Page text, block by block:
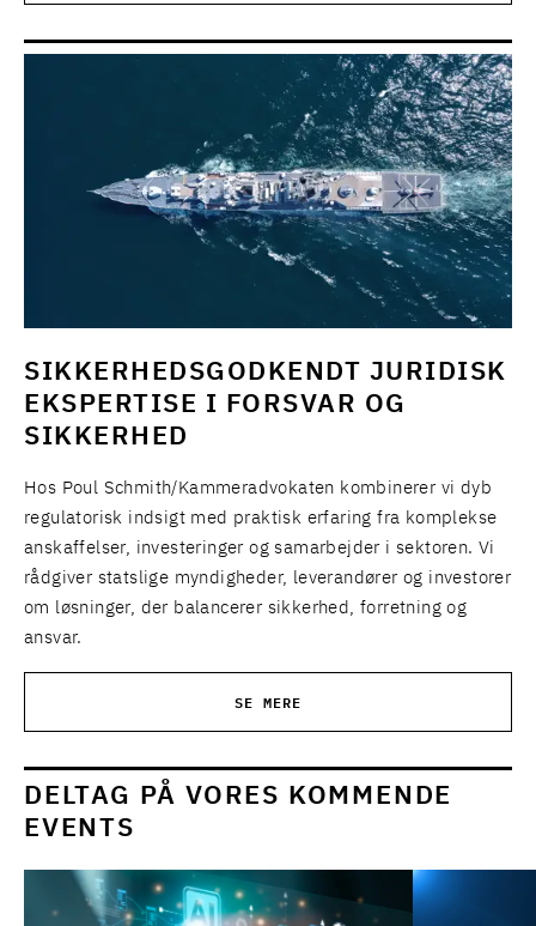
SIKKERHEDSGODKENDT JURIDISK
EKSPERTISE I FORSVAR OG
SIKKERHED
Hos Poul Schmith/Kammeradvokaten kombinerer vi dyb
regulatorisk indsigt med praktisk erfaring fra komplekse
anskaffelser, investeringer og samarbejder i sektoren. Vi
rådgiver statslige myndigheder, leverandører og investorer
om løsninger, der balancerer sikkerhed, forretning og
ansvar.
SE MERE
DELTAG PÅ VORES KOMMENDE
EVENTS